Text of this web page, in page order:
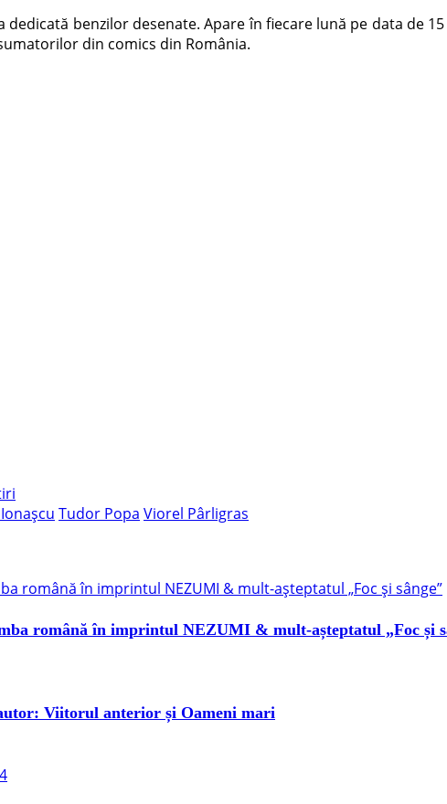
dedicată benzilor desenate. Apare în fiecare lună pe data de
din comics din România.
Tudor Popa Viorel Pârligras
română în imprintul NEZUMI & mult-așteptatul „Foc și
Viitorul anterior și Oameni mari